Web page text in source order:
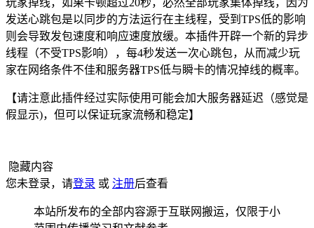
发送心跳包是以同步的方法运行在主线程，受到TPS低的影响
则会导致发包速度和响应速度放缓。本插件开辟一个新的异步
线程（不受TPS影响），每4秒发送一次心跳包，从而减少玩
家在网络条件不佳和服务器TPS低与瞬卡的情况掉线的概率。
【请注意此插件经过实际使用可能会加大服务器延迟（感觉是
假显示)，但可以保证玩家流畅和稳定】
隐藏内容
您未登录，请登录 或 注册后查看
本站所发布的全部内容源于互联网搬运，仅限于小